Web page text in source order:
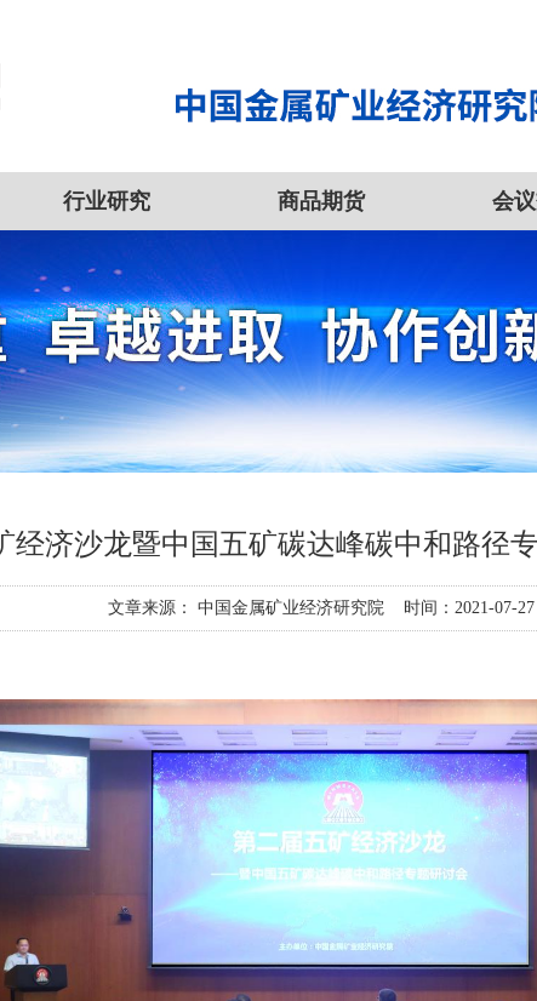
行业研究 商品期货 会
经济沙龙暨中国五矿碳达峰碳中和路径
文章来源： 中国金属矿业经济研究院 时间：2021-07-27